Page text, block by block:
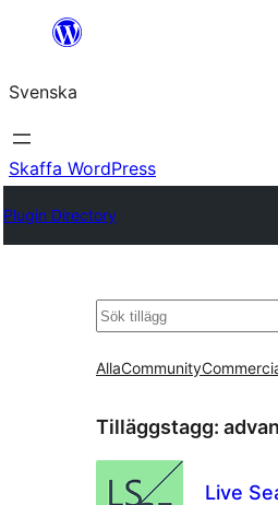
Hoppa
innehåll
Svenska
Skaffa WordPress
Plugin Directory
Sök
AllaCommunity
Tilläggstagg:
Live